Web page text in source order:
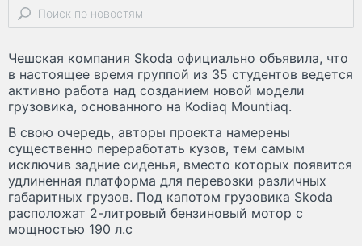
Чешская компания Skoda официально объявила, что
в настоящее время группой из 35 студентов ведется
активно работа над созданием новой модели
грузовика, основанного на Kodiaq Mountiaq.
В свою очередь, авторы проекта намерены
существенно переработать кузов, тем самым
исключив задние сиденья, вместо которых появится
удлиненная платформа для перевозки различных
габаритных грузов. Под капотом грузовика Skoda
расположат 2-литровый бензиновый мотор с
мощностью 190 л.с